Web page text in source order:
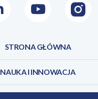
LinkedInYoutube
STRONA GŁÓWNA
NAUKA I INNOWACJA